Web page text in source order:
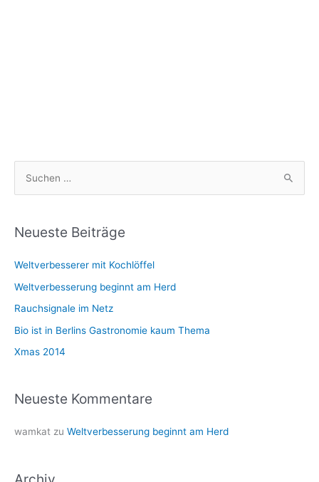
h
n
n
a
Neueste Beiträge
Weltverbesserer mit Kochlöffel
Weltverbesserung beginnt am Herd
Rauchsignale im Netz
Bio ist in Berlins Gastronomie kaum Thema
Xmas 2014
Neueste Kommentare
wamkat zu Weltverbesserung beginnt am Herd